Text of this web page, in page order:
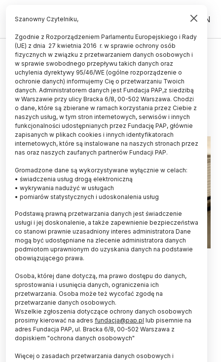
PL EN
UCZELNIE I INSTYTUCJE
Sejm przyjął ustawę o utworzeniu
Akademii Zamojskiej
09.07.2021
aktualizacja: 09.07.2021
2 minuty czytania
Fot. Fotolia
Utworzenie Akademii Zamojskiej w Zamościu w
oparciu o istniejącą Uczelnię Państwową im.
Szymona Szymonowica zakłada ustawa, którą w
czwartek przyjął Sejm. Akademia rozpocznie
działalność 1 września.
Za ustawą głosowało 233 posłów, przeciw 204, a
dwóch wstrzymało się od głosu. Ustawę o
Szanowny Czytelniku,
Zgodnie z Rozporządzeniem Parlamentu Europejskiego i Rady
(UE) z dnia 27 kwietnia 2016 r. w sprawie ochrony osób
fizycznych w związku z przetwarzaniem danych osobowych i
w sprawie swobodnego przepływu takich danych oraz
uchylenia dyrektywy 95/46/WE (ogólne rozporządzenie o
ochronie danych) informujemy Cię o przetwarzaniu Twoich
danych. Administratorem danych jest Fundacja PAP,z siedzibą
w Warszawie przy ulicy Bracka 6/8, 00-502 Warszawa. Chodzi
o dane, które są zbierane w ramach korzystania przez Ciebie z
naszych usług, w tym stron internetowych, serwisów i innych
funkcjonalności udostępnianych przez Fundację PAP, głównie
zapisanych w plikach cookies i innych identyfikatorach
internetowych, które są instalowane na naszych stronach przez
nas oraz naszych zaufanych partnerów Fundacji PAP.
Gromadzone dane są wykorzystywane wyłącznie w celach:
• świadczenia usług drogą elektroniczną
• wykrywania nadużyć w usługach
• pomiarów statystycznych i udoskonalenia usług
Podstawą prawną przetwarzania danych jest świadczenie
usługi i jej doskonalenie, a także zapewnienie bezpieczeństwa
co stanowi prawnie uzasadniony interes administratora Dane
mogą być udostępniane na zlecenie administratora danych
podmiotom uprawnionym do uzyskania danych na podstawie
obowiązującego prawa.
Osoba, której dane dotyczą, ma prawo dostępu do danych,
sprostowania i usunięcia danych, ograniczenia ich
przetwarzania. Osoba może też wycofać zgodę na
przetwarzanie danych osobowych.
Wszelkie zgłoszenia dotyczące ochrony danych osobowych
prosimy kierować na adres fundacja@pap.pl lub pisemnie na
adres Fundacja PAP, ul. Bracka 6/8, 00-502 Warszawa z
dopiskiem "ochrona danych osobowych"
Więcej o zasadach przetwarzania danych osobowych i